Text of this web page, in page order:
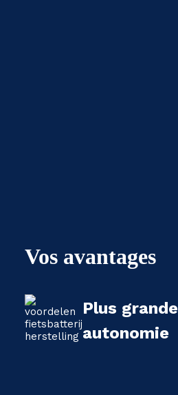
Vos avantages
Plus grande
autonomie